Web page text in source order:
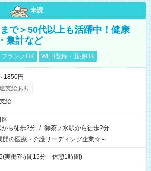
未読
で＞50代以上も活躍中！健康
集計など
ブランクOK WEB登録・面接OK
1850円
支給あり
給
区
ら徒歩2分 / 御茶ノ水駅から徒歩2分
の医療・介護リーディング企業☆～
実働7時間15分 休憩1時間)